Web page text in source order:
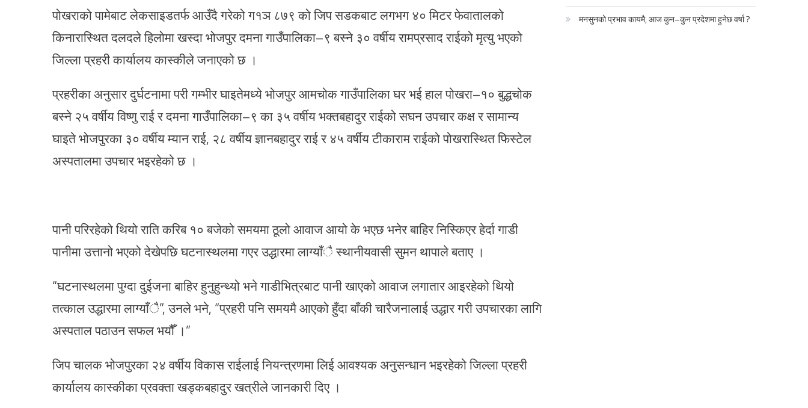
पोखराको पामेबाट लेकसाइडतर्फ आउँदै गरेको ग१ञ ८७९ को जिप सडकबाट लगभग ४० मिटर फेवातालको
किनारास्थित दलदले हिलोमा खस्दा भोजपुर दमना गाउँपालिका–९ बस्ने ३० वर्षीय रामप्रसाद राईको मृत्यु भएको
जिल्ला प्रहरी कार्यालय कास्कीले जनाएको छ ।
प्रहरीका अनुसार दुर्घटनामा परी गम्भीर घाइतेमध्ये भोजपुर आमचोक गाउँपालिका घर भई हाल पोखरा–१० बुद्धचोक
बस्ने २५ वर्षीय विष्णु राई र दमना गाउँपालिका–९ का ३५ वर्षीय भक्तबहादुर राईको सघन उपचार कक्ष र सामान्य
घाइते भोजपुरका ३० वर्षीय म्यान राई, २८ वर्षीय ज्ञानबहादुर राई र ४५ वर्षीय टीकाराम राईको पोखरास्थित फिस्टेल
अस्पतालमा उपचार भइरहेको छ ।
पानी परिरहेको थियो राति करिब १० बजेको समयमा ठूलो आवाज आयो के भएछ भनेर बाहिर निस्किएर हेर्दा गाडी
पानीमा उत्तानो भएको देखेपछि घटनास्थलमा गएर उद्धारमा लाग्याँै स्थानीयवासी सुमन थापाले बताए ।
“घटनास्थलमा पुग्दा दुईजना बाहिर हुनुहुन्थ्यो भने गाडीभित्रबाट पानी खाएको आवाज लगातार आइरहेको थियो
तत्काल उद्धारमा लाग्याँै”, उनले भने, “प्रहरी पनि समयमै आएको हुँदा बाँकी चारैजनालाई उद्धार गरी उपचारका लागि
अस्पताल पठाउन सफल भयौँ ।”
जिप चालक भोजपुरका २४ वर्षीय विकास राईलाई नियन्त्रणमा लिई आवश्यक अनुसन्धान भइरहेको जिल्ला प्रहरी
कार्यालय कास्कीका प्रवक्ता खड्कबहादुर खत्रीले जानकारी दिए ।
मनसुनको प्रभाव कायमै, आज कुन–कुन प्रदेशमा हुनेछ वर्षा ?